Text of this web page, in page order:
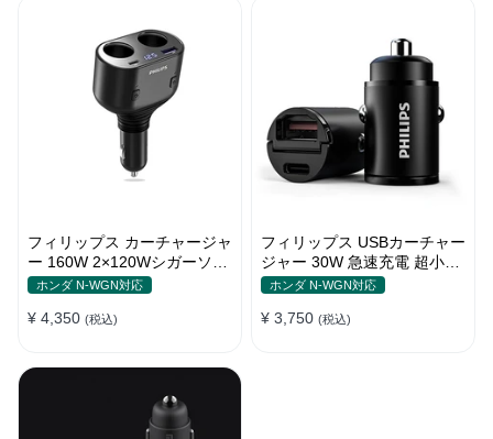
フィリップス カーチャージャ
ー 160W 2×120Wシガーソケ
ット おしゃれ
ホンダ N-WGN対応
¥ 4,350 (税込)
フィリップス USBカーチャー
ジャー 30W 急速充電 超小型
設計 おしゃれ シガーソケッ
ホンダ N-WGN対応
¥ 3,750 (税込)